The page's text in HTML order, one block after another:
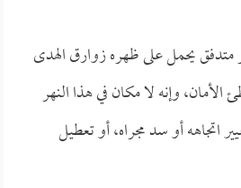
متدفق يحمل على ظهره زوارق الهدى
الأمان، وإنه لا مكان في هذا النهر
اتجاهه أو سد مجراه، أو تعطيل